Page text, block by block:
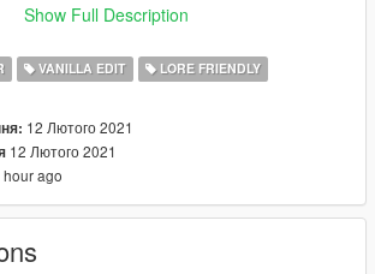
Show Full Description
VANILLA EDIT LORE FRIENDLY
12 Лютого 2021
12 Лютого 2021
hour ago